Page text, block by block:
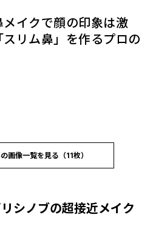
メイクで顔の印象は激
リム鼻」を作るプロの
画像一覧を見る（11枚）
シノブの超接近メイク